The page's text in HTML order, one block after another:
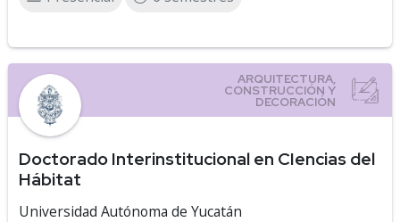
Doctorado Interinstitucional en CIencias del
Hábitat
Universidad Autónoma de Yucatán